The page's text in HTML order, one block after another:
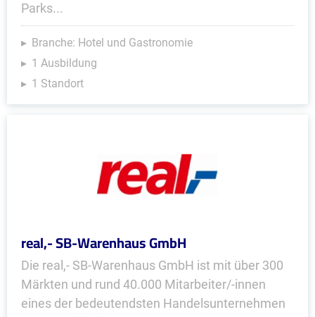
Parks...
Branche: Hotel und Gastronomie
1 Ausbildung
1 Standort
real,- SB-Warenhaus GmbH
Die real,- SB-Warenhaus GmbH ist mit über 300
Märkten und rund 40.000 Mitarbeiter/-innen
eines der bedeutendsten Handelsunternehmen